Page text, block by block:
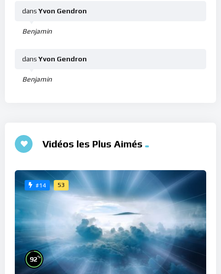
Benjamin
dans Yvon Gendron
Benjamin
dans Yvon Gendron
Vidéos les Plus Aimés
#14 53
92%